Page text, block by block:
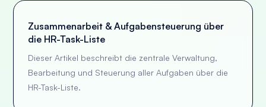
Zusammenarbeit & Aufgabensteuerung über
die HR-Task-Liste
Dieser Artikel beschreibt die zentrale Verwaltung,
Bearbeitung und Steuerung aller Aufgaben über die
HR-Task-Liste.